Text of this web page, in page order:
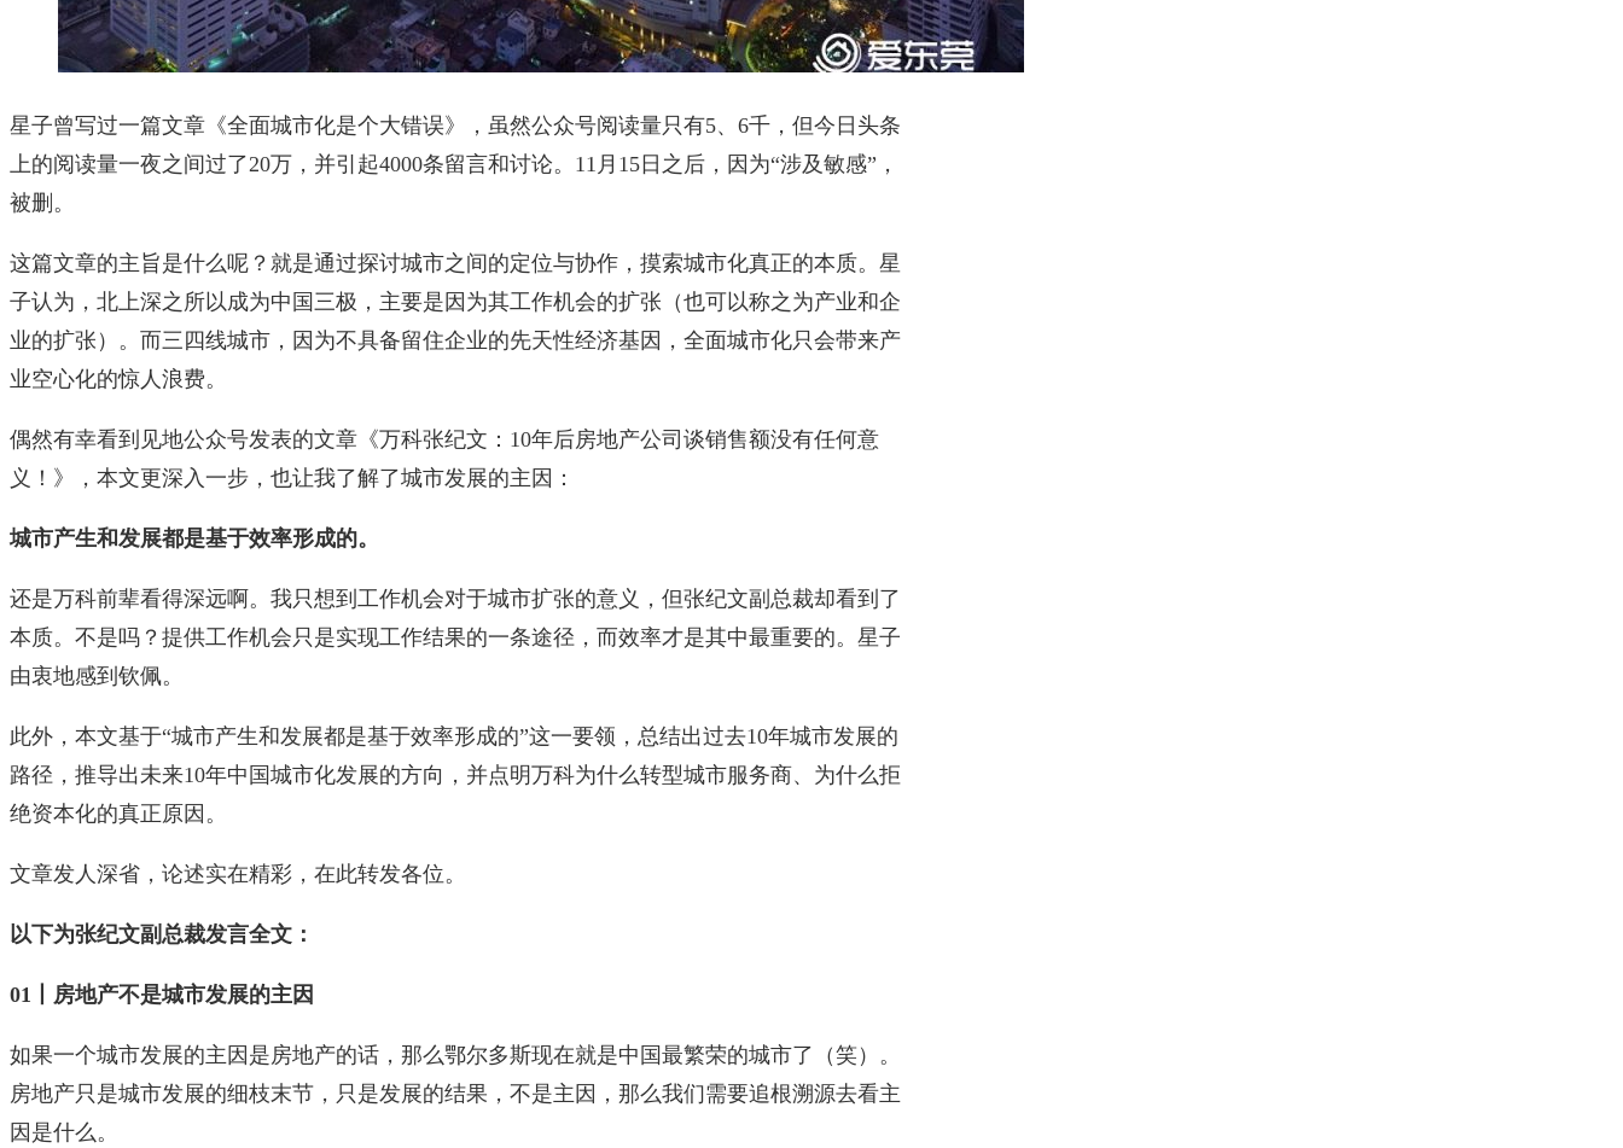
星子曾写过一篇文章《全面城市化是个大错误》，虽然公众号阅读量只有5、6千，但今日头条
上的阅读量一夜之间过了20万，并引起4000条留言和讨论。11月15日之后，因为“涉及敏感”，
被删。
这篇文章的主旨是什么呢？就是通过探讨城市之间的定位与协作，摸索城市化真正的本质。星
子认为，北上深之所以成为中国三极，主要是因为其工作机会的扩张（也可以称之为产业和企
业的扩张）。而三四线城市，因为不具备留住企业的先天性经济基因，全面城市化只会带来产
业空心化的惊人浪费。
偶然有幸看到见地公众号发表的文章《万科张纪文：10年后房地产公司谈销售额没有任何意
义！》，本文更深入一步，也让我了解了城市发展的主因：
城市产生和发展都是基于效率形成的。
还是万科前辈看得深远啊。我只想到工作机会对于城市扩张的意义，但张纪文副总裁却看到了
本质。不是吗？提供工作机会只是实现工作结果的一条途径，而效率才是其中最重要的。星子
由衷地感到钦佩。
此外，本文基于“城市产生和发展都是基于效率形成的”这一要领，总结出过去10年城市发展的
路径，推导出未来10年中国城市化发展的方向，并点明万科为什么转型城市服务商、为什么拒
绝资本化的真正原因。
文章发人深省，论述实在精彩，在此转发各位。
以下为张纪文副总裁发言全文：
01丨房地产不是城市发展的主因
如果一个城市发展的主因是房地产的话，那么鄂尔多斯现在就是中国最繁荣的城市了（笑）。
房地产只是城市发展的细枝末节，只是发展的结果，不是主因，那么我们需要追根溯源去看主
因是什么。